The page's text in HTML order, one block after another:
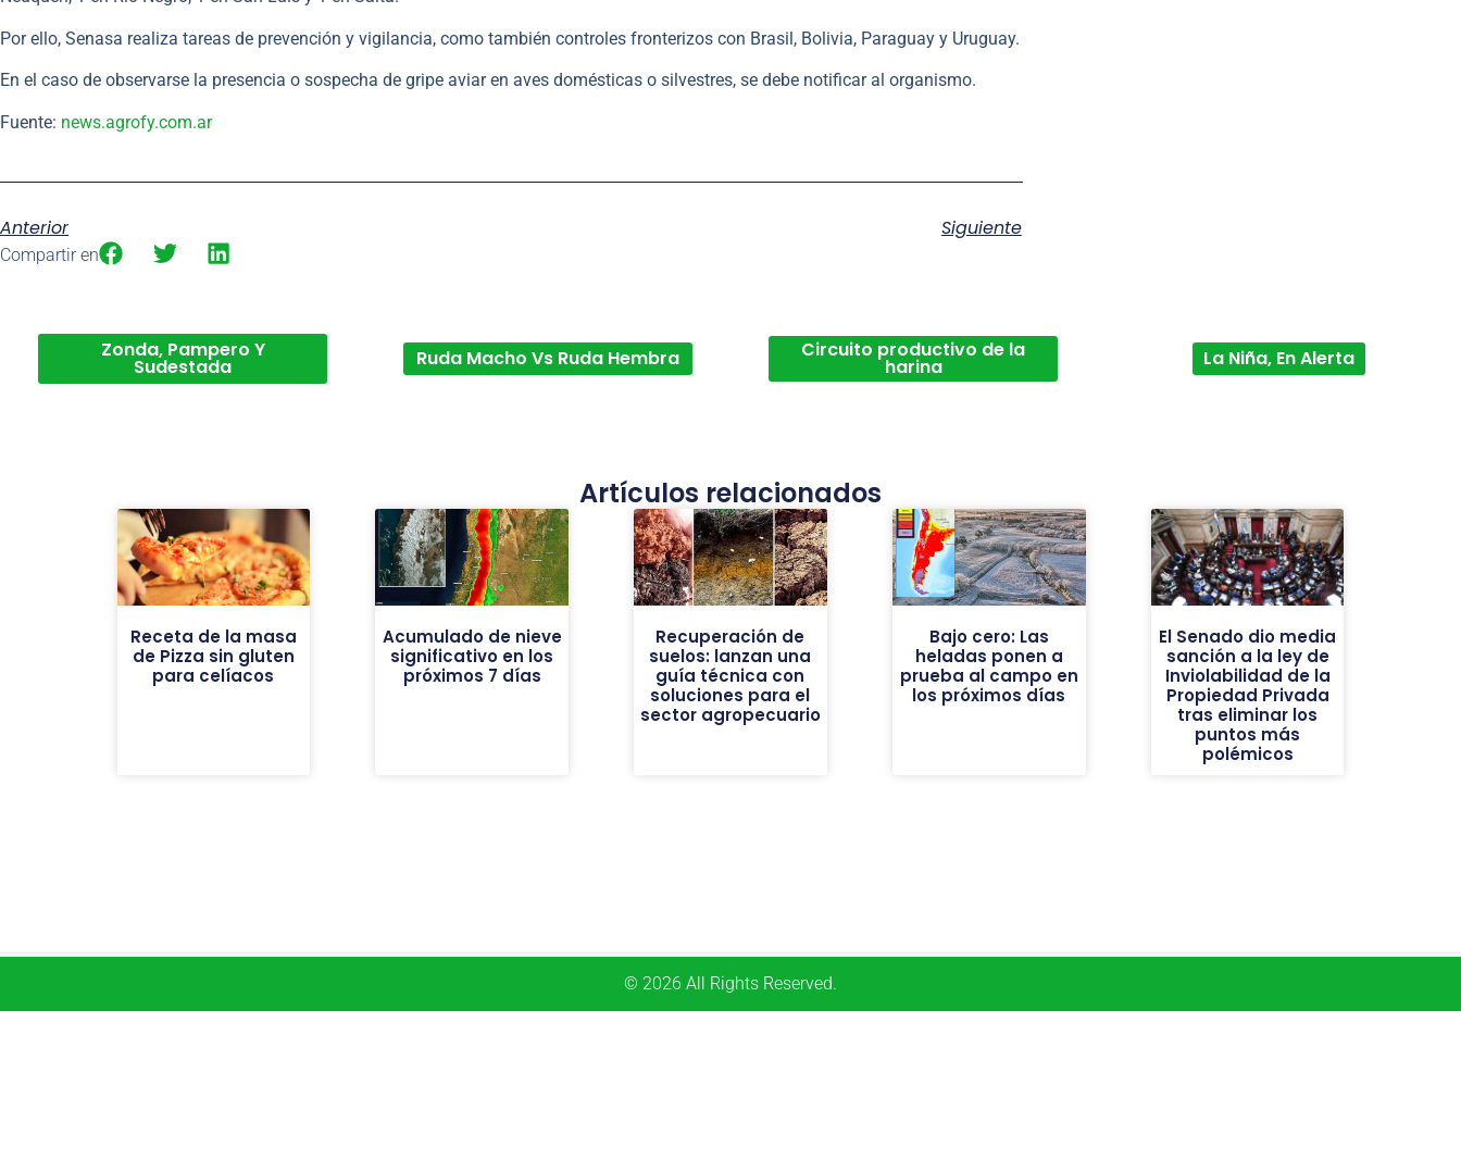
Por ello, Senasa realiza tareas de prevención y vigilancia, como también controles fronterizos con Brasil, Bolivia, Paraguay y Uruguay.
En el caso de observarse la presencia o sospecha de gripe aviar en aves domésticas o silvestres, se debe notificar al organismo.
Fuente: news.agrofy.com.ar
Anterior Siguiente
Compartir en
Zonda, Pampero Y
Sudestada Ruda Macho Vs Ruda Hembra Circuito productivo de la
harina La Niña, En Alerta
Artículos relacionados
Receta de la masa
de Pizza sin gluten
para celíacos
Acumulado de nieve
significativo en los
próximos 7 días
Recuperación de
suelos: lanzan una
guía técnica con
soluciones para el
sector agropecuario
Bajo cero: Las
heladas ponen a
prueba al campo en
los próximos días
El Senado dio media
sanción a la ley de
Inviolabilidad de la
Propiedad Privada
tras eliminar los
puntos más
polémicos
© 2026 All Rights Reserved.